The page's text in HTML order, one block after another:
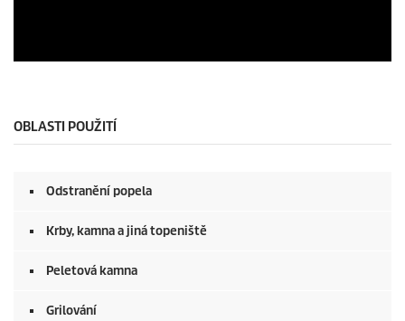
OBLASTI POUŽITÍ
Odstranění popela
Krby, kamna a jiná topeniště
Peletová kamna
Grilování